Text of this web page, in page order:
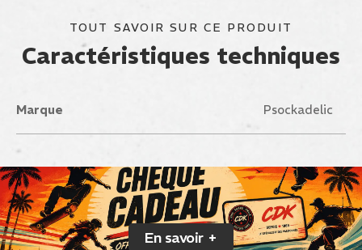
TOUT SAVOIR SUR CE PRODUIT
Caractéristiques techniques
Marque Psockadelic
En savoir +